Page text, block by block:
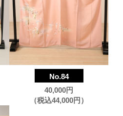
No.84
40,000円
（税込44,000円）